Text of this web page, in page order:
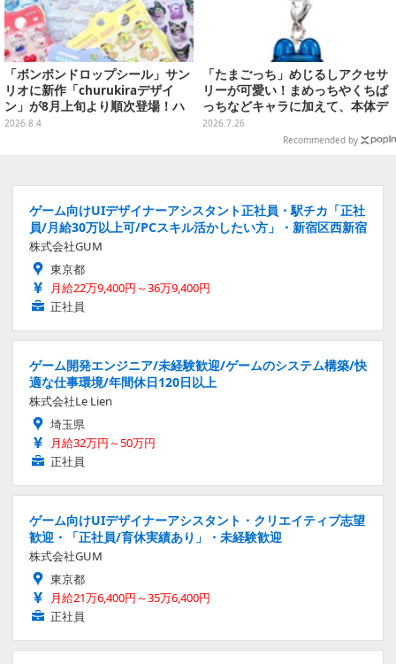
「ボンボンドロップシール」サン
リオに新作「churukiraデザイ
ン」が8月上旬より順次登場！ハ
ローキティ、はぴだんぶいなど全
2026.8.4
「たまごっち」めじるしアクセサ
リーが可愛い！まめっちやくちぱ
っちなどキャラに加えて、本体デ
ザイン含む全10種
2026.7.26
Recommended by
ゲーム向けUIデザイナーアシスタント正社員・駅チカ「正社
員/月給30万以上可/PCスキル活かしたい方」・新宿区西新宿
株式会社GUM
東京都
月給22万9,400円～36万9,400円
正社員
ゲーム開発エンジニア/未経験歓迎/ゲームのシステム構築/快
適な仕事環境/年間休日120日以上
株式会社Le Lien
埼玉県
月給32万円～50万円
正社員
ゲーム向けUIデザイナーアシスタント・クリエイティブ志望
歓迎・「正社員/育休実績あり」・未経験歓迎
株式会社GUM
東京都
月給21万6,400円～35万6,400円
正社員